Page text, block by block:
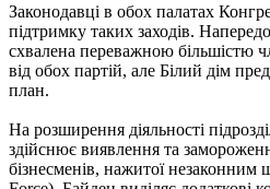
Законодавці в обох палатах
підтримку таких заходів.
схвалена переважною більшістю
від обох партій, але Білий дім
план.
На розширення діяльності
здійснює виявлення та
бізнесменів, нажитої